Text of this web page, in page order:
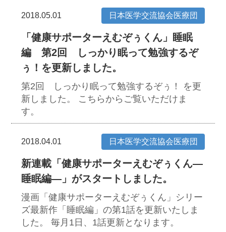
2018.05.01 日本医学交流協会医療団
「健康サポーターえむぞぅくん」睡眠
編 第2回 しっかり眠って勉強するぞ
ぅ！を更新しました。
第2回 しっかり眠って勉強するぞぅ！ を更
新しました。
こちらからご覧いただけま
す。
2018.04.01 日本医学交流協会医療団
新連載「健康サポーターえむぞぅくん―
睡眠編―」がスタートしました。
漫画「健康サポーターえむぞぅくん」シリー
ズ最新作「睡眠編」の第1話を更新いたしま
した。
毎月1日、1話更新となります。